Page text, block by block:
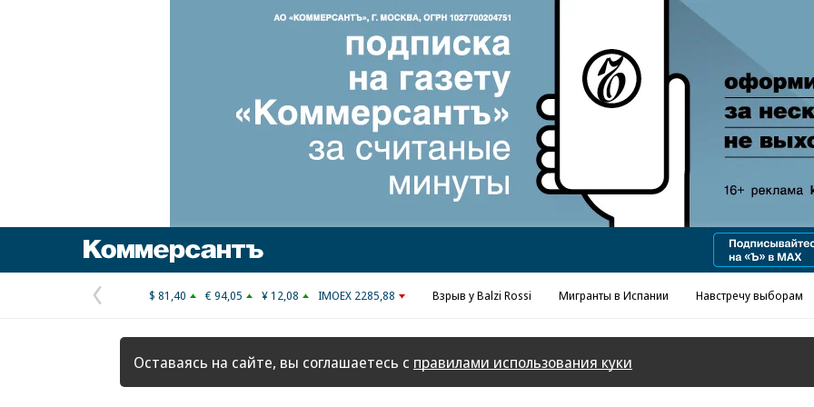
Предыдущая
страница
$ 81,40 € 94,05 ¥ 12,08 IMOEX 2285,88 Взрыв у Balzi Rossi Мигранты в Испании Навстречу выборам
Оставаясь на сайте, вы соглашаетесь с правилами использования куки